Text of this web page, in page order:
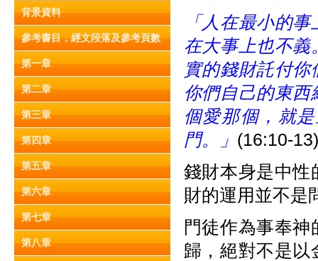
背景資料
參考書目，經文段落及參考頁數
第一章
第二章
第三章
第四章
第五章
第六章
第七章
第八章
「人在最小的
在大事上也不義
實的錢財託付
你們自己的東
個愛那個，就
門。」 (16:10-13)
錢財本身是中性
財的運用並不是
門徒作為事奉
歸，絕對不是以